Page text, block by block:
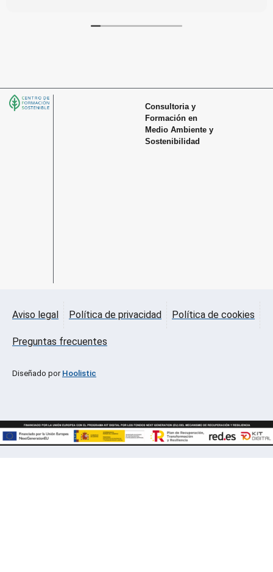
Consultoria y
Formación en
Medio Ambiente y
Sostenibilidad
Aviso legal Política de privacidad Política de cookies
Preguntas frecuentes
Diseñado por Hoolistic